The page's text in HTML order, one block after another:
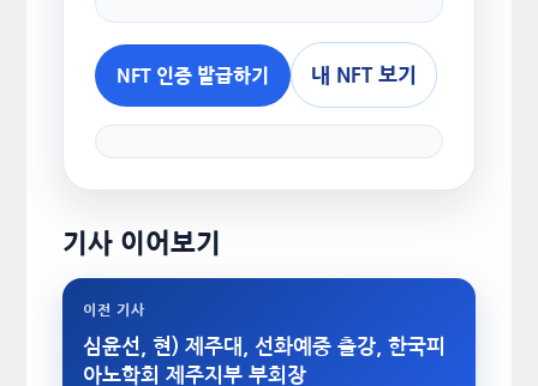
NFT 인증 발급하기 내 NFT 보기
기사 이어보기
이전 기사
심윤선, 현) 제주대, 선화예중 출강, 한국피
아노학회 제주지부 부회장